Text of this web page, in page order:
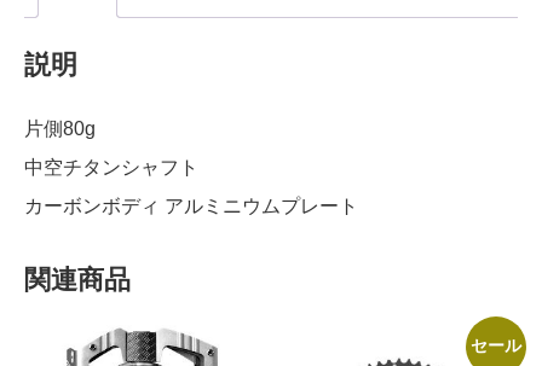
説明
片側80g
中空チタンシャフト
カーボンボディ アルミニウムプレート
関連商品
セール